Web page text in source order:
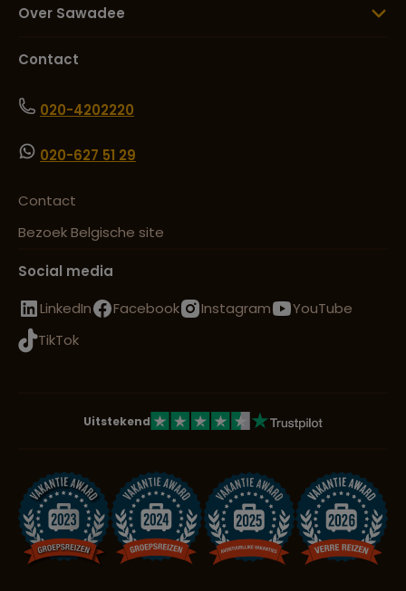
Over Sawadee
Contact
020-4202220
020-627 51 29
Contact
Bezoek Belgische site
Social media
LinkedIn
Facebook Instagram
YouTube
TikTok
Uitstekend